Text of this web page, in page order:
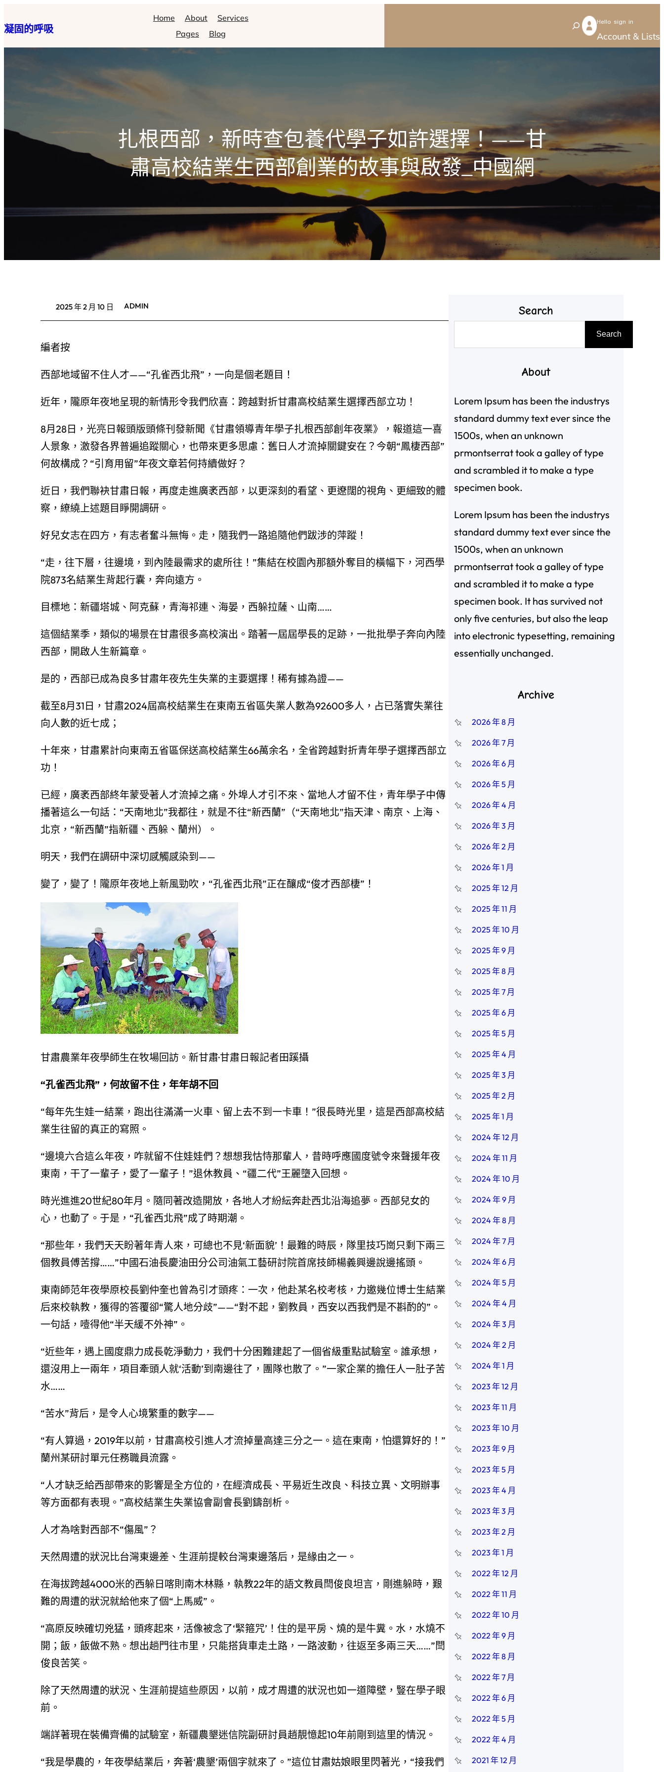
至
主
凝固的呼吸
Home About
Services
Pages
Blog
S
e
Hello sign in
Account & Lists
扎根西部，新時查包養代學子如許選擇！——甘
肅高校結業生西部創業的故事與啟發_中國網
2025 年 2 月 10 日 ADMIN
編者按
西部地域留不住人才——“孔雀西北飛”，一向是個老題目！
近年，隴原年夜地呈現的新情形令我們欣喜：跨越對折甘肅高校結業生選擇西部立功！
8月28日，光亮日報頭版頭條刊發新聞《甘肅領導青年學子扎根西部創年夜業》，報道這一喜
人景象，激發各界普遍追蹤關心，也帶來更多思慮：舊日人才流掉關鍵安在？今朝“鳳棲西部”
何故構成？“引育用留”年夜文章若何持續做好？
近日，我們聯袂甘肅日報，再度走進廣袤西部，以更深刻的看望、更遼闊的視角、更細致的體
察，繚繞上述題目睜開調研。
好兒女志在四方，有志者奮斗無悔。走，隨我們一路追隨他們跋涉的萍蹤！
“走，往下層，往邊境，到內陸最需求的處所往！”集結在校園內那額外奪目的橫幅下，河西學
院873名結業生背起行囊，奔向遠方。
目標地：新疆塔城、阿克蘇，青海祁連、海晏，西躲拉薩、山南……
這個結業季，類似的場景在甘肅很多高校演出。踏著一屆屆學長的足跡，一批批學子奔向內陸
西部，開啟人生新篇章。
是的，西部已成為良多甘肅年夜先生失業的主要選擇！稀有據為證——
截至8月31日，甘肅2024屆高校結業生在東南五省區失業人數為92600多人，占已落實失業往
向人數的近七成；
十年來，甘肅累計向東南五省區保送高校結業生66萬余名，全省跨越對折青年學子選擇西部立
功！
已經，廣袤西部終年蒙受著人才流掉之痛。外埠人才引不來、當地人才留不住，青年學子中傳
播著這么一句話：“天南地北”我都往，就是不往“新西蘭”（“天南地北”指天津、南京、上海、
北京，“新西蘭”指新疆、西躲、蘭州）。
明天，我們在調研中深切感觸感染到——
變了，變了！隴原年夜地上新風勁吹，“孔雀西北飛”正在釀成“俊才西部棲”！
甘肅農業年夜學師生在牧場回訪。新甘肅·甘肅日報記者田蹊攝
“孔雀西北飛”，何故留不住，年年胡不回
“每年先生娃一結業，跑出往滿滿一火車、留上去不到一卡車！”很長時光里，這是西部高校結
業生往留的真正的寫照。
“邊境六合這么年夜，咋就留不住娃娃們？想想我怙恃那輩人，昔時呼應國度號令來聲援年夜
東南，干了一輩子，愛了一輩子！”退休教員、“疆二代”王麗墮入回想。
時光進進20世紀80年月。隨同著改造開放，各地人才紛紜奔赴西北沿海追夢。西部兒女的
心，也動了。于是，“孔雀西北飛”成了時期潮。
“那些年，我們天天盼著年青人來，可總也不見‘新面貌’！最難的時辰，隊里技巧崗只剩下兩三
個教員傅苦撐……”中國石油長慶油田分公司油氣工藝研討院首席技師楊義興邊說邊搖頭。
東南師范年夜學原校長劉仲奎也曾為引才頭疼：一次，他赴某名校考核，力邀幾位博士生結業
后來校執教，獲得的答覆卻“驚人地分歧”——“對不起，劉教員，西安以西我們是不斟酌的”。
一句話，噎得他“半天緩不外神”。
“近些年，遇上國度鼎力成長乾淨動力，我們十分困難建起了一個省級重點試驗室。誰承想，
還沒用上一兩年，項目牽頭人就‘活動’到南邊往了，團隊也散了。”一家企業的擔任人一肚子苦
水……
“苦水”背后，是令人心境繁重的數字——
“有人算過，2019年以前，甘肅高校引進人才流掉量高達三分之一。這在東南，怕還算好的！”
蘭州某研討單元任務職員流露。
“人才缺乏給西部帶來的影響是全方位的，在經濟成長、平易近生改良、科技立異、文明辦事
等方面都有表現。”高校結業生失業協會副會長劉鑄剖析。
人才為啥對西部不“傷風”？
天然周遭的狀況比台灣東邊差、生涯前提較台灣東邊落后，是緣由之一。
在海拔跨越4000米的西躲日喀則南木林縣，執教22年的語文教員閆俊良坦言，剛進躲時，艱
難的周遭的狀況就給他來了個“上馬威”。
“高原反映確切兇猛，頭疼起來，活像被念了‘緊箍咒’！住的是平房、燒的是牛糞。水，水燒不
開；飯，飯做不熟。想出趟門往市里，只能搭貨車走土路，一路波動，往返至多兩三天……”閆
俊良苦笑。
除了天然周遭的狀況、生涯前提這些原因，以前，成才周遭的狀況也如一道障壁，豎在學子眼
前。
端詳著現在裝備齊備的試驗室，新疆農墾迷信院副研討員趙靚憶起10年前剛到這里的情況。
“我是學農的，年夜學結業后，奔著‘農墾’兩個字就來了。”這位甘肅姑娘眼里閃著光，“接我們
Search
尋
Search
About
Lorem Ipsum has been the industrys
standard dummy text ever since the
1500s, when an unknown
prmontserrat took a galley of type
and scrambled it to make a type
specimen book.
Lorem Ipsum has been the industrys
standard dummy text ever since the
1500s, when an unknown
prmontserrat took a galley of type
and scrambled it to make a type
specimen book. It has survived not
only five centuries, but also the leap
into electronic typesetting, remaining
essentially unchanged.
Archive
2026 年 8 月
2026 年 7 月
2026 年 6 月
2026 年 5 月
2026 年 4 月
2026 年 3 月
2026 年 2 月
2026 年 1 月
2025 年 12 月
2025 年 11 月
2025 年 10 月
2025 年 9 月
2025 年 8 月
2025 年 7 月
2025 年 6 月
2025 年 5 月
2025 年 4 月
2025 年 3 月
2025 年 2 月
2025 年 1 月
2024 年 12 月
2024 年 11 月
2024 年 10 月
2024 年 9 月
2024 年 8 月
2024 年 7 月
2024 年 6 月
2024 年 5 月
2024 年 4 月
2024 年 3 月
2024 年 2 月
2024 年 1 月
2023 年 12 月
2023 年 11 月
2023 年 10 月
2023 年 9 月
2023 年 5 月
2023 年 4 月
2023 年 3 月
2023 年 2 月
2023 年 1 月
2022 年 12 月
2022 年 11 月
2022 年 10 月
2022 年 9 月
2022 年 8 月
2022 年 7 月
2022 年 6 月
2022 年 5 月
2022 年 4 月
2021 年 12 月